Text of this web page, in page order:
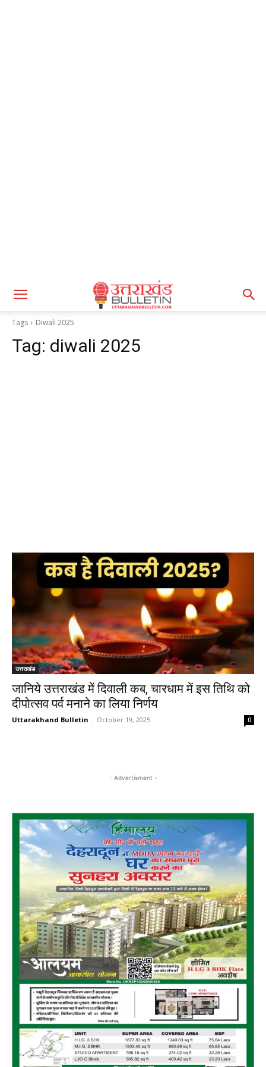
Tags Diwali 2025
Tag: diwali 2025
उत्तराखंड
जानिये उत्तराखंड में दिवाली कब, चारधाम में इस तिथि को
दीपोत्सव पर्व मनाने का लिया निर्णय
Uttarakhand Bulletin - October 19, 2025 0
- Advertisment -